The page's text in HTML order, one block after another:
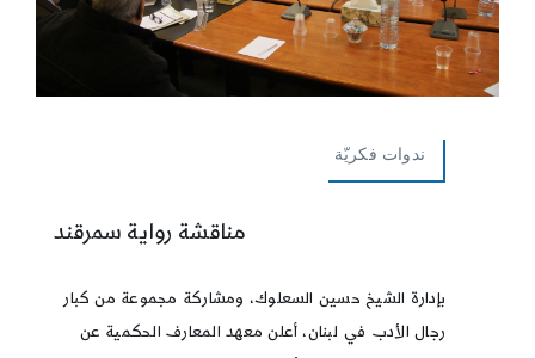
ندوات فكريّة
مناقشة رواية سمرقند
بإدارة الشيخ حسين السعلوك، ومشاركة مجموعة من كبار
رجال الأدب في لبنان، أعلن معهد المعارف الحكمية عن